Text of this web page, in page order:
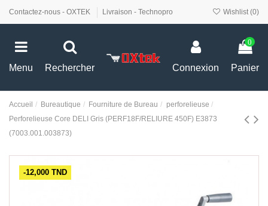
Contactez-nous - OXTEK Livraison - Technopro Wishlist (0)
Menu Rechercher Connexion
0
Panier
Accueil Bureautique Fourniture de Bureau
perforelieuse
Perforelieuse Core DELI Gris (PERF18F/RELIURE 450F) E3873
(7003.001.003873)
-12,000 TND